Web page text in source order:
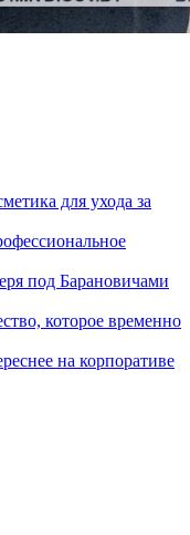
для ухода за
под Барановичами
которое временно
на корпоративе